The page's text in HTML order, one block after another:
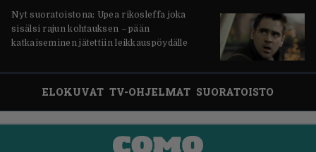
Nyt suoratoistona: Upea rikosleffa joka
sisälsi rajun kohtauksen – pään
katkaiseminen jätettiin leikkauspöydälle
ELOKUVAT TV-OHJELMAT SUORATOISTO